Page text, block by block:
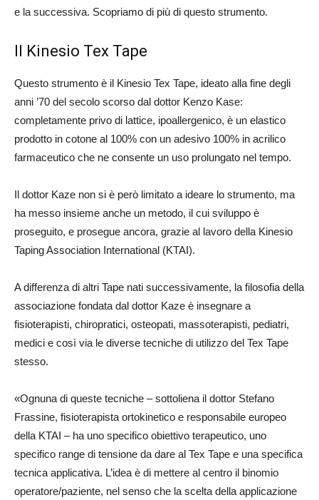
e la successiva. Scopriamo di più di questo strumento.
Il Kinesio Tex Tape
Questo strumento è il Kinesio Tex Tape, ideato alla fine degli
anni ’70 del secolo scorso dal dottor Kenzo Kase:
completamente privo di lattice, ipoallergenico, è un elastico
prodotto in cotone al 100% con un adesivo 100% in acrilico
farmaceutico che ne consente un uso prolungato nel tempo.
Il dottor Kaze non si è però limitato a ideare lo strumento, ma
ha messo insieme anche un metodo, il cui sviluppo è
proseguito, e prosegue ancora, grazie al lavoro della Kinesio
Taping Association International (KTAI).
A differenza di altri Tape nati successivamente, la filosofia della
associazione fondata dal dottor Kaze è insegnare a
fisioterapisti, chiropratici, osteopati, massoterapisti, pediatri,
medici e così via le diverse tecniche di utilizzo del Tex Tape
stesso.
«Ognuna di queste tecniche – sottoliena il dottor Stefano
Frassine, fisioterapista ortokinetico e responsabile europeo
della KTAI – ha uno specifico obiettivo terapeutico, uno
specifico range di tensione da dare al Tex Tape e una specifica
tecnica applicativa. L’idea è di mettere al centro il binomio
operatore/paziente, nel senso che la scelta della applicazione